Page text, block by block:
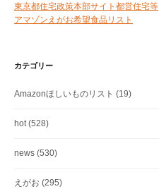
東京都住宅政策本部サイト都営住宅等
アマゾンえがお希望食品リスト
カテゴリー
Amazonほしいものリスト (19)
hot (528)
news (530)
えがお (295)